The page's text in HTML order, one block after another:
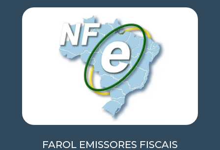
FAROL EMISSORES FISCAIS